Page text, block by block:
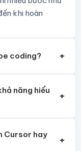
khi hoàn
coding? +
năng hiểu
+
Cursor hay
+